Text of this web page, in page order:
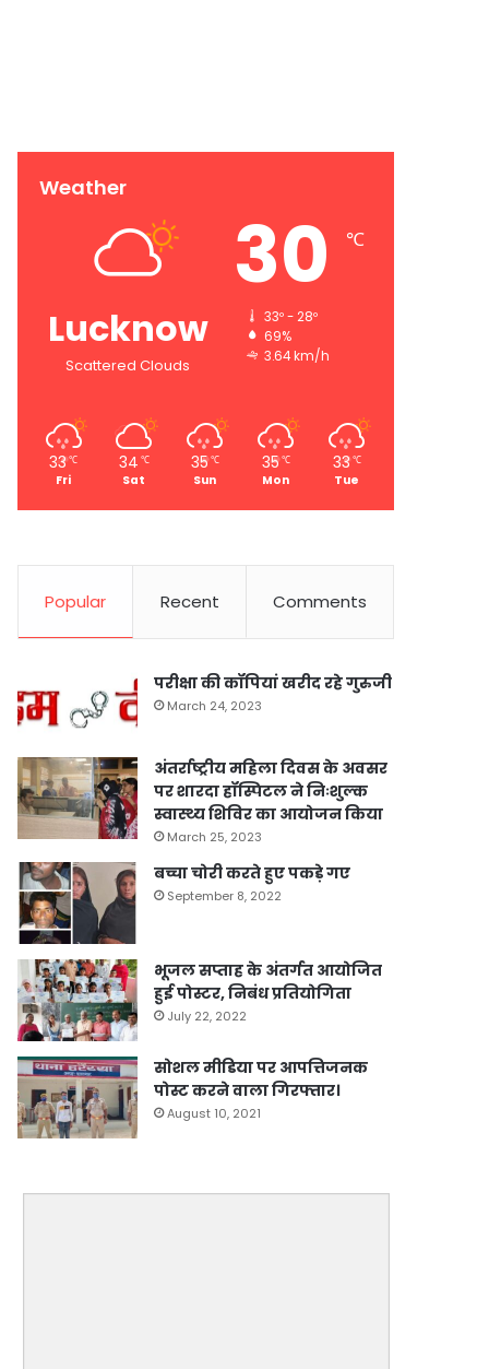
Weather
Lucknow
Scattered Clouds
30 ℃
33º - 28º
69%
3.64 km/h
33℃
Fri
34 ℃
Sat
35 ℃
Sun
35 ℃
Mon
33 ℃
Tue
Popular Recent Comments
परीक्षा की कॉपियां खरीद रहे गुरुजी
March 24, 2023
अंतर्राष्ट्रीय महिला दिवस के अवसर
पर शारदा हॉस्पिटल ने निःशुल्क
स्वास्थ्य शिविर का आयोजन किया
March 25, 2023
बच्चा चोरी करते हुए पकड़े गए
September 8, 2022
भूजल सप्ताह के अंतर्गत आयोजित
हुई पोस्टर, निबंध प्रतियोगिता
July 22, 2022
सोशल मीडिया पर आपत्तिजनक
पोस्ट करने वाला गिरफ्तार।
August 10, 2021